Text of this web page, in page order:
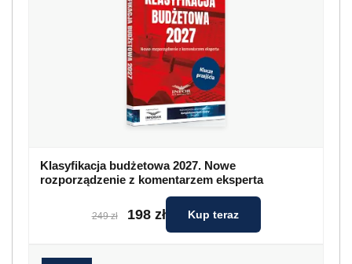
Klasyfikacja budżetowa 2027. Nowe
rozporządzenie z komentarzem eksperta
249 zł 198 zł Kup teraz